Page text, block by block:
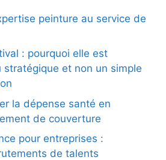
peinture au service de
: pourquoi elle est
stratégique et non un simple
la dépense santé en
de couverture
pour entreprises :
de talents